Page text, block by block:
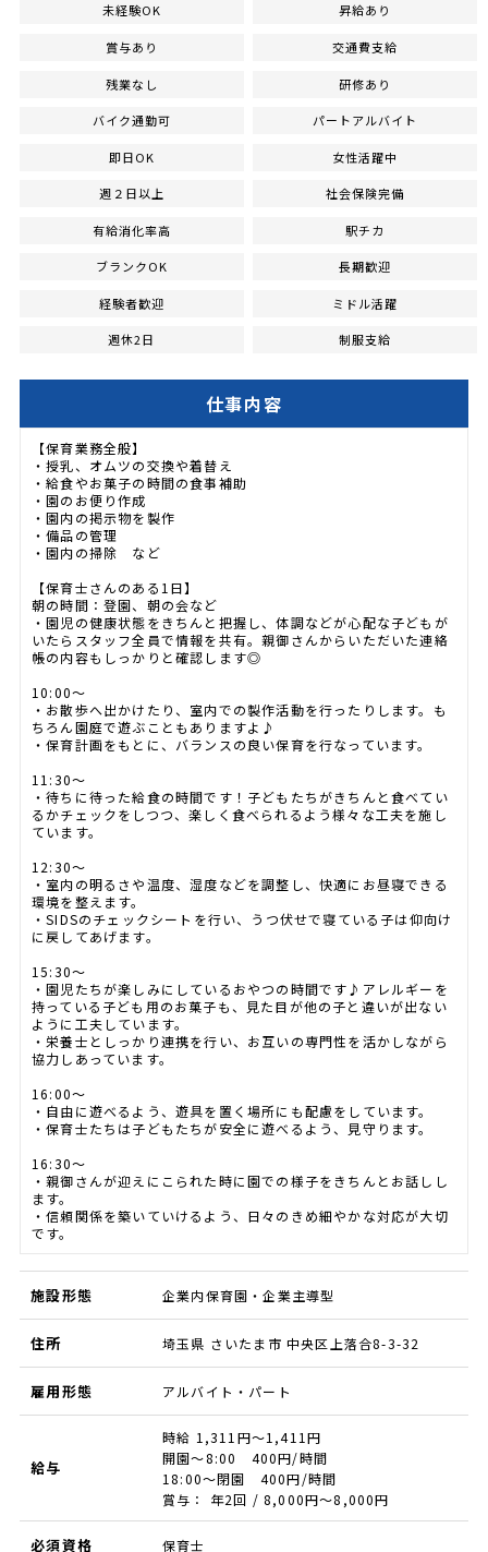
未経験OK 昇給あり
賞与あり 交通費支給
残業なし 研修あり
バイク通勤可 パートアルバイト
即日OK 女性活躍中
週２日以上 社会保険完備
有給消化率高 駅チカ
ブランクOK 長期歓迎
経験者歓迎 ミドル活躍
週休2日 制服支給
仕事内容
【保育業務全般】
・授乳、オムツの交換や着替え
・給食やお菓子の時間の食事補助
・園のお便り作成
・園内の掲示物を製作
・備品の管理
・園内の掃除 など
【保育士さんのある1日】
朝の時間：登園、朝の会など
・園児の健康状態をきちんと把握し、体調などが心配な子どもが
いたらスタッフ全員で情報を共有。親御さんからいただいた連絡
帳の内容もしっかりと確認します◎
10:00～
・お散歩へ出かけたり、室内での製作活動を行ったりします。も
ちろん園庭で遊ぶこともありますよ♪
・保育計画をもとに、バランスの良い保育を行なっています。
11:30～
・待ちに待った給食の時間です！子どもたちがきちんと食べてい
るかチェックをしつつ、楽しく食べられるよう様々な工夫を施し
ています。
12:30～
・室内の明るさや温度、湿度などを調整し、快適にお昼寝できる
環境を整えます。
・SIDSのチェックシートを行い、うつ伏せで寝ている子は仰向け
に戻してあげます。
15:30～
・園児たちが楽しみにしているおやつの時間です♪アレルギーを
持っている子ども用のお菓子も、見た目が他の子と違いが出ない
ように工夫しています。
・栄養士としっかり連携を行い、お互いの専門性を活かしながら
協力しあっています。
16:00～
・自由に遊べるよう、遊具を置く場所にも配慮をしています。
・保育士たちは子どもたちが安全に遊べるよう、見守ります。
16:30～
・親御さんが迎えにこられた時に園での様子をきちんとお話しし
ます。
・信頼関係を築いていけるよう、日々のきめ細やかな対応が大切
です。
施設形態 企業内保育園・企業主導型
住所 埼玉県 さいたま市 中央区上落合8-3-32
雇用形態 アルバイト・パート
給与
時給 1,311円～1,411円
開園～8:00 400円/時間
18:00～閉園 400円/時間
賞与： 年2回 / 8,000円〜8,000円
必須資格 保育士